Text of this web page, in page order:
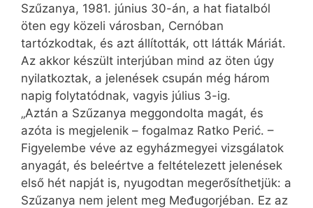
Szűzanya, 1981. június 30-án, a hat fiatalból
öten egy közeli városban, Cernóban
tartózkodtak, és azt állították, ott látták Máriát.
Az akkor készült interjúban mind az öten úgy
nyilatkoztak, a jelenések csupán még három
napig folytatódnak, vagyis július 3-ig.
„Aztán a Szűzanya meggondolta magát, és
azóta is megjelenik – fogalmaz Ratko Perić. –
Figyelembe véve az egyházmegyei vizsgálatok
anyagát, és beleértve a feltételezett jelenések
első hét napját is, nyugodtan megerősíthetjük: a
Szűzanya nem jelent meg Međugorjéban. Ez az